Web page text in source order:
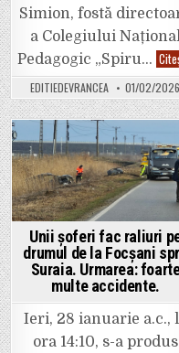
Simion, fostă
a Colegiului
Pedagogic „Spiru…
EDITIEDEVRANCEA 01/02/2026
Posted
in
Unii șoferi fac raliuri
drumul de la Focșani
Suraia. Urmarea:
multe accidente.
Ieri, 28 ianuarie a.c.,
ora 14:10, s-a produs